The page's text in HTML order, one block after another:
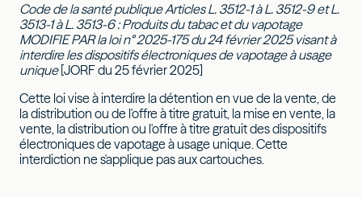
Code de la santé publique Articles L. 3512-1 à L. 3512-9 et L.
3513-1 à L. 3513-6 : Produits du tabac et du vapotage
MODIFIE PAR la loi n° 2025-175 du 24 février 2025 visant à
interdire les dispositifs électroniques de vapotage à usage
unique[JORF du 25 février 2025]
Cette loi vise à interdire la détention en vue de la vente, de
la distribution ou de l'offre à titre gratuit, la mise en vente, la
vente, la distribution ou l'offre à titre gratuit des dispositifs
électroniques de vapotage à usage unique. Cette
interdiction ne s'applique pas aux cartouches.